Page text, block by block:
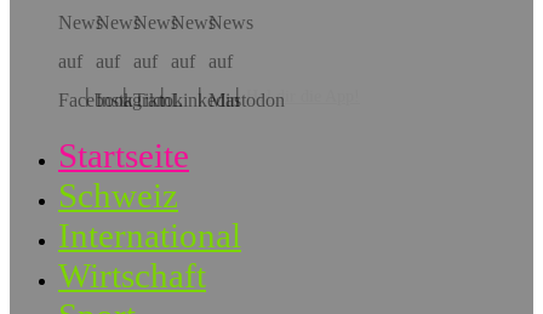
Hol dir die App!
Startseite
Schweiz
International
Wirtschaft